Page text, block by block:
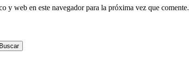
y web en este navegador para la próxima vez que comente.